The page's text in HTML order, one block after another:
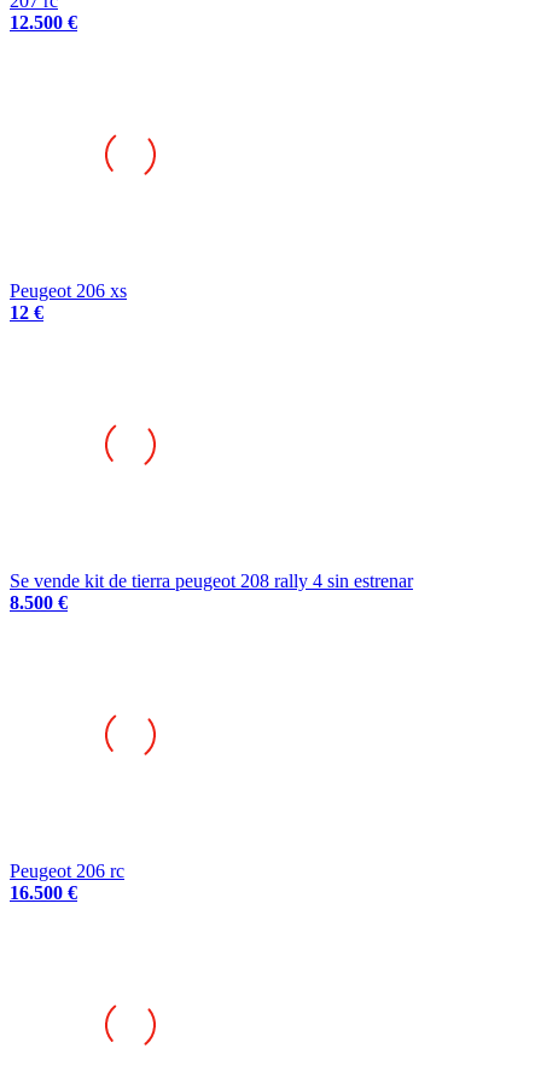
12.500 €
Peugeot 206 xs
12 €
Se vende kit de tierra peugeot 208 rally 4 sin estrenar
8.500 €
Peugeot 206 rc
16.500 €